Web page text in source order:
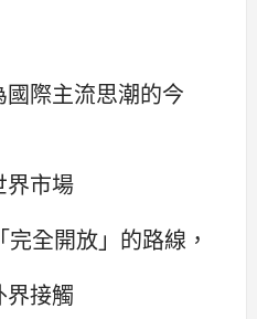
際主流思潮的今
界市場
全開放」的路線，
接觸